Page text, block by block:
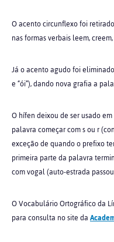
O acento circunflexo foi
nas formas verbais leem,
Já o acento agudo foi eliminado
e “ói”), dando nova grafia a
O hífen deixou de ser usado
palavra começar com s ou r
exceção de quando o prefixo
primeira parte da palavra
com vogal (auto-estrada
O Vocabulário Ortográfico da
para consulta no site da